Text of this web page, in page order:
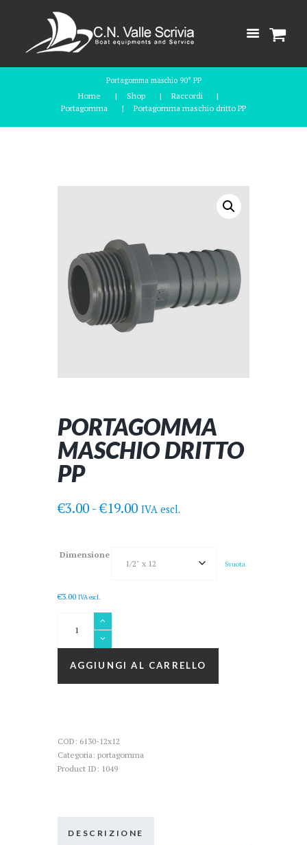
Portagomma maschio 90° PP
Home Shop
Raccordi
Portagomma
Portagomma maschio dritto PP
PORTAGOMMA
MASCHIO DRITTO
PP
€3.00 - €19.00Fascia
€3.00
IVA escl.
Dimensione
Svuota
€3.00 IVA escl.
Portagomma
maschio
dritto
AGGIUNGI AL CARRELLO
COD: 6130-12x12
Categoria: portagomma
Product ID: 1049
DESCRIZIONE